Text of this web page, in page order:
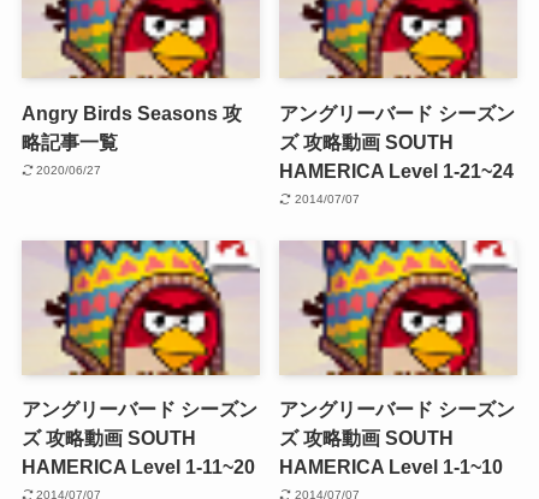
Angry Birds Seasons 攻
略記事一覧
2020/06/27
アングリーバード シーズン
ズ 攻略動画 SOUTH
HAMERICA Level 1-21~24
2014/07/07
アングリーバード シーズン
ズ 攻略動画 SOUTH
HAMERICA Level 1-11~20
2014/07/07
アングリーバード シーズン
ズ 攻略動画 SOUTH
HAMERICA Level 1-1~10
2014/07/07